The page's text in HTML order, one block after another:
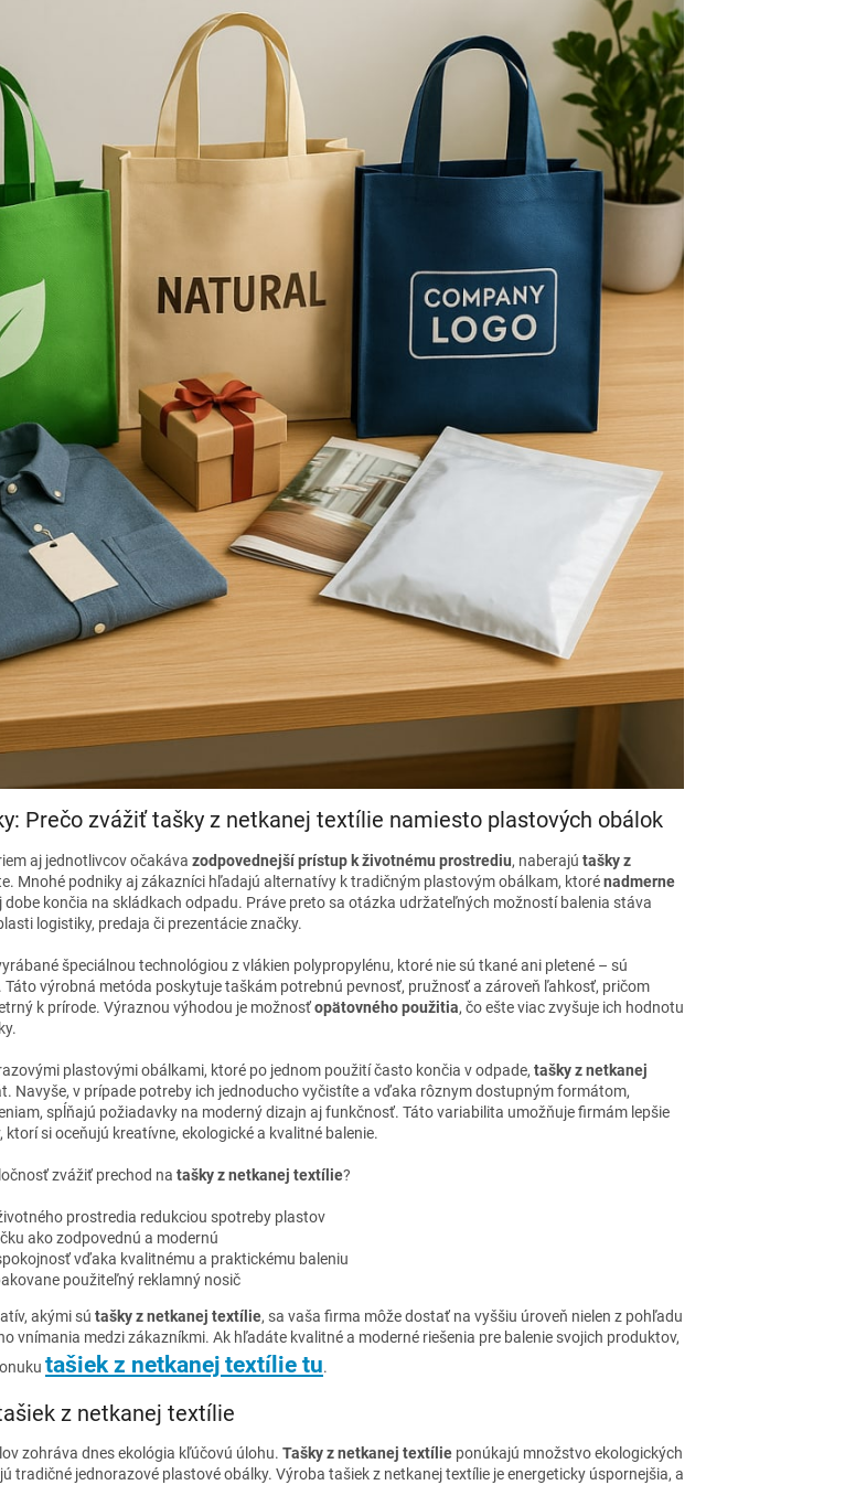
Prečo zvážiť tašky z netkanej textílie namiesto plastových obálok
aj jednotlivcov očakáva zodpovednejší prístup k životnému prostrediu, naberajú tašky z
Mnohé podniky aj zákazníci hľadajú alternatívy k tradičným plastovým obálkam, ktorénadmerne
dobe končia na skládkach odpadu. Práve preto sa otázka udržateľných možností balenia stáva
logistiky, predaja či prezentácie značky.
špeciálnou technológiou z vlákien polypropylénu, ktoré nie sú tkané ani pletené – sú
Táto výrobná metóda poskytuje taškám potrebnú pevnosť, pružnosť a zároveň ľahkosť, pričom
k prírode. Výraznou výhodou je možnosťopätovného použitia, čo ešte viac zvyšuje ich hodnotu
plastovými obálkami, ktoré po jednom použití často končia v odpade, tašky z netkanej
Navyše, v prípade potreby ich jednoducho vyčistíte a vďaka rôznym dostupným formátom,
spĺňajú požiadavky na moderný dizajn aj funkčnosť. Táto variabilita umožňuje firmám lepšie
si oceňujú kreatívne, ekologické a kvalitné balenie.
zvážiť prechod na tašky z netkanej textílie?
prostredia redukciou spotreby plastov
ako zodpovednú a modernú
vďaka kvalitnému a praktickému baleniu
použiteľný reklamný nosič
akými sú tašky z netkanej textílie, sa vaša firma môže dostať na vyššiu úroveň nielen z pohľadu
vnímania medzi zákazníkmi. Ak hľadáte kvalitné a moderné riešenia pre balenie svojich produktov,
tašiek z netkanej textílie tu.
z netkanej textílie
zohráva dnes ekológia kľúčovú úlohu. Tašky z netkanej textílie ponúkajú množstvo ekologických
tradičné jednorazové plastové obálky. Výroba tašiek z netkanej textílie je energeticky úspornejšia, a